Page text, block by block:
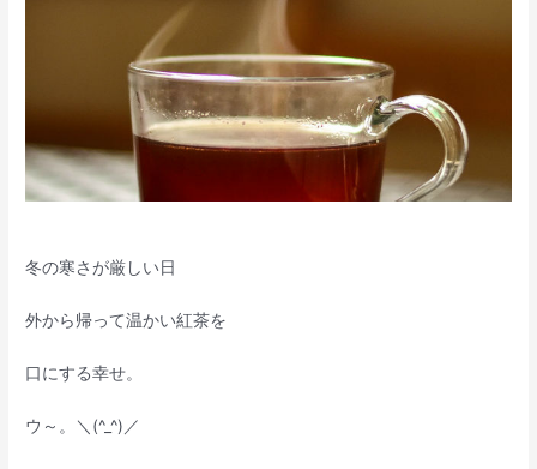
冬の寒さが厳しい日
外から帰って温かい紅茶を
口にする幸せ。
ウ～。＼(^_^)／